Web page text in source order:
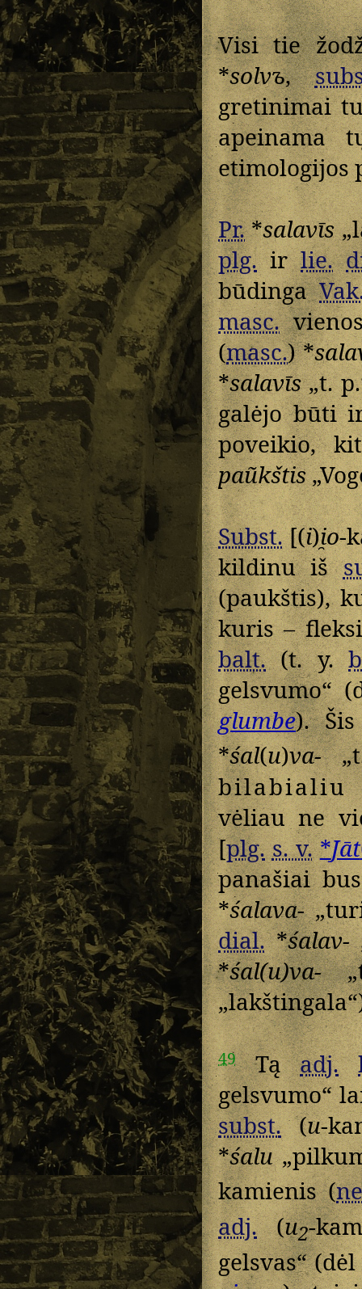
Visi tie
*solvъ,
gretinimai
apeinama
etimologijos
Pr.*salavīs
plg.irlie.
būdinga
masc.
(masc.) *
*salavīs„t.
galėjo būti
poveikio,
paũkštis
Subst.[(i)i̯o-
kildinu iš
(paukštis),
kuris –
balt.(t. y.
gelsvumo“
glumbe).
*śal(u)va-
bilabialiu
vėliau ne
[plg. s. v. *Jāt
panašiai
*śalava-
dial.*śalav-
*śal(u)va-
49Tąadj.
gelsvumo“
subst.(u-
*śalu
kamienis (
adj.(u2-
gelsvas“